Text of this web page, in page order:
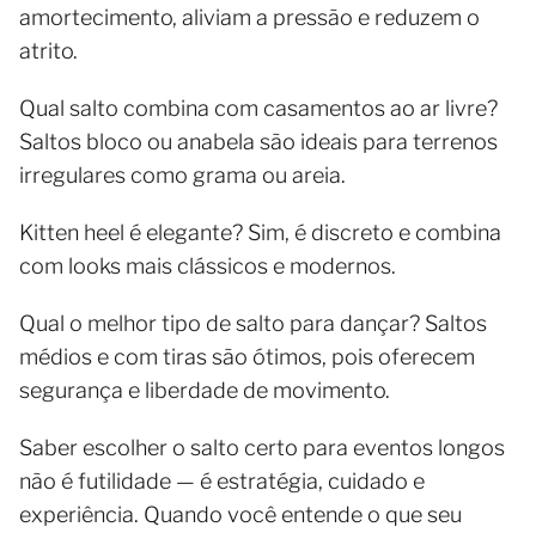
amortecimento, aliviam a pressão e reduzem o
atrito.
Qual salto combina com casamentos ao ar livre?
Saltos bloco ou anabela são ideais para terrenos
irregulares como grama ou areia.
Kitten heel é elegante? Sim, é discreto e combina
com looks mais clássicos e modernos.
Qual o melhor tipo de salto para dançar? Saltos
médios e com tiras são ótimos, pois oferecem
segurança e liberdade de movimento.
Saber escolher o salto certo para eventos longos
não é futilidade — é estratégia, cuidado e
experiência. Quando você entende o que seu